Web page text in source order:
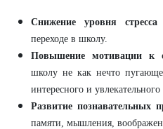
Снижение уровня
переходе в школу.
Повышение мотивации к
школу не как нечто
интересного и
Развитие познавательных
памяти, мышления,